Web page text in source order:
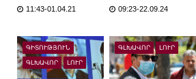
11:43-01.04.21 09:23-22.09.24
ԳԻՏՈՒԹՅՈՒՆ
ԳԼԽԱՎՈՐ ԼՈՒՐ
ԳԼԽԱՎՈՐ ԼՈՒՐ